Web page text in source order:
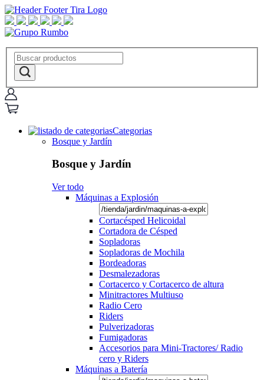
Categorias
Bosque y Jardín
Bosque y Jardín
Ver todo
Máquinas a Explosión
Cortacésped Helicoidal
Cortadora de Césped
Sopladoras
Sopladoras de Mochila
Bordeadoras
Desmalezadoras
Cortacerco y Cortacerco de altura
Minitractores Multiuso
Radio Cero
Riders
Pulverizadoras
Fumigadoras
Accesorios para Mini-Tractores/ Radio
cero y Riders
Máquinas a Batería